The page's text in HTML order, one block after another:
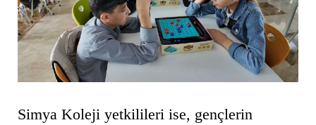
Simya Koleji yetkilileri ise, gençlerin